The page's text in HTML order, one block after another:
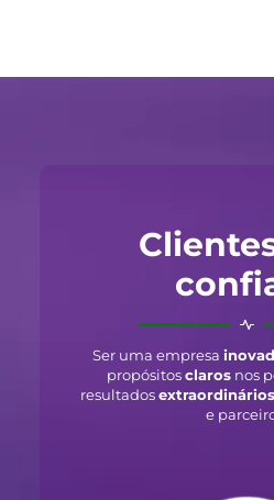
Ser uma empresa
propósitosclarosnos
resultadosextraordinários
e